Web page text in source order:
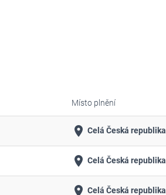
Místo plnění
place Celá Česká republika
place Celá Česká republika
place Celá Česká republika